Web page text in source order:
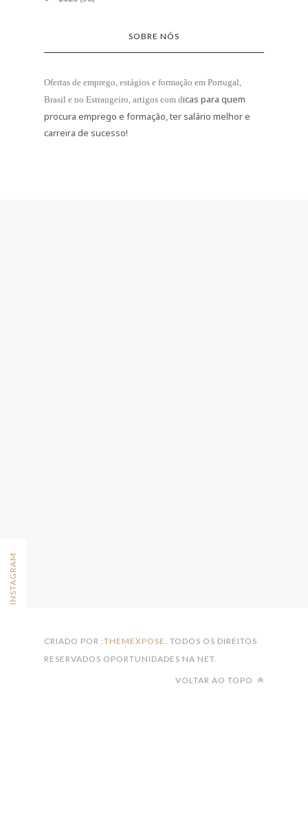
SOBRE NÓS
Ofertas de emprego, estágios e formação em Portugal,
Brasil e no Estrangeiro , artigos com dicas para quem
procura emprego e formação, ter salário melhor e
carreira de sucesso!
FOLLOW ON INSTAGRAM CRIADO POR :THEMEXPOSE . TODOS OS DIREITOS
RESERVADOS OPORTUNIDADES NA NET.
VOLTAR AO TOPO